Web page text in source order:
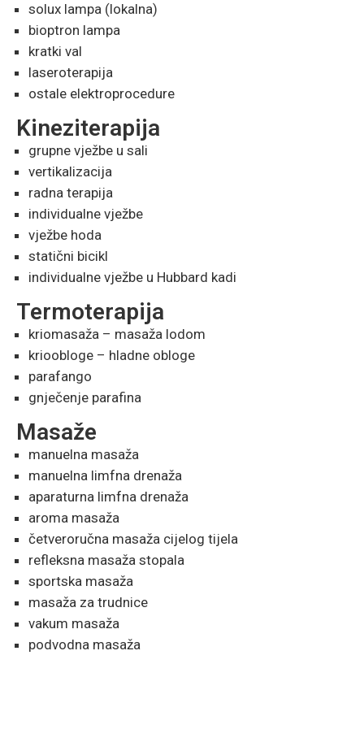
solux lampa (lokalna)
bioptron lampa
kratki val
laseroterapija
ostale elektroprocedure
Kineziterapija
grupne vježbe u sali
vertikalizacija
radna terapija
individualne vježbe
vježbe hoda
statični bicikl
individualne vježbe u Hubbard kadi
Termoterapija
kriomasaža – masaža lodom
krioobloge – hladne obloge
parafango
gnječenje parafina
Masaže
manuelna masaža
manuelna limfna drenaža
aparaturna limfna drenaža
aroma masaža
četveroručna masaža cijelog tijela
refleksna masaža stopala
sportska masaža
masaža za trudnice
vakum masaža
podvodna masaža